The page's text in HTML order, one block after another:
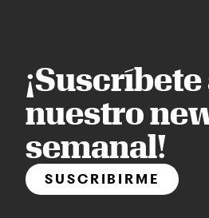
¡Suscríbete
nuestro
semanal!
SUSCRIBIRME